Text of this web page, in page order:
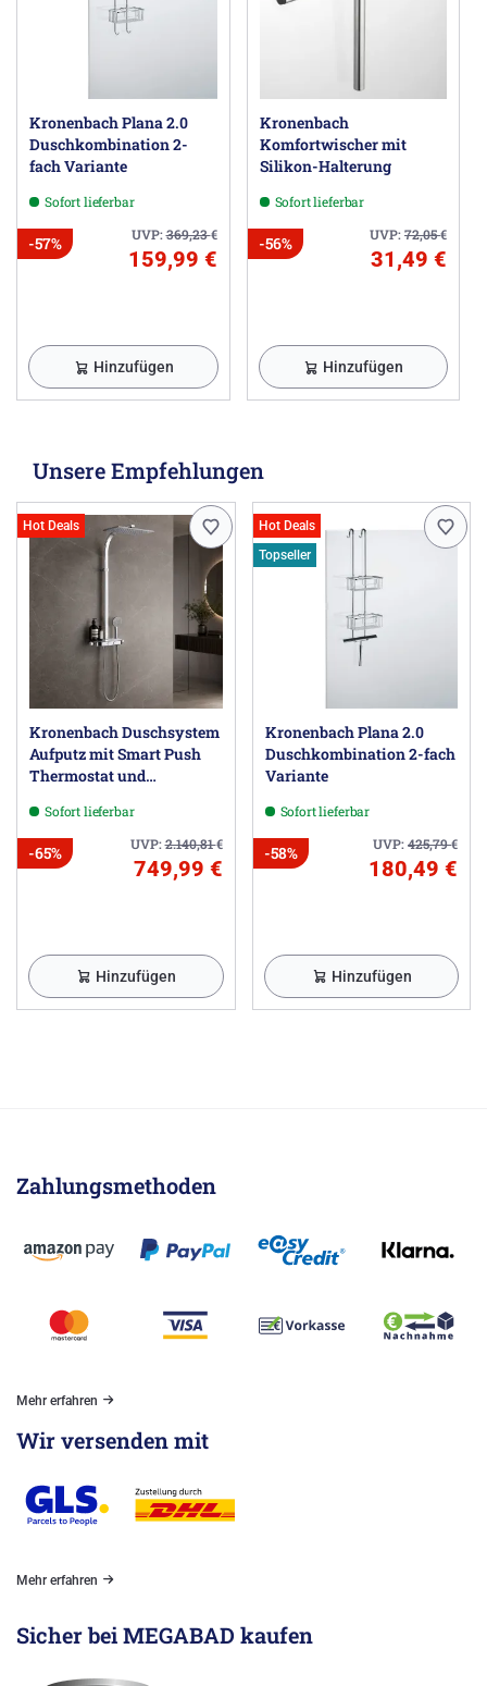
Kronenbach Plana 2.0
Duschkombination 2-
fach Variante
Sofort lieferbar
UVP:369,23€
-57%
159,99 €
Hinzufügen
Kronenbach
Komfortwischer mit
Silikon-Halterung
Sofort lieferbar
UVP:72,05€
-56%
31,49 €
Hinzufügen
Unsere Empfehlungen
Hot Deals
Kronenbach Duschsystem
Aufputz mit Smart Push
Thermostat und
Sofort lieferbar
UVP:2.140,81€
-65%
749,99 €
Hinzufügen
Hot Deals
Topseller
Kronenbach Plana 2.0
Duschkombination 2-fach
Variante
Sofort lieferbar
UVP:425,79€
-58%
180,49 €
Hinzufügen
Zahlungsmethoden
Mehr erfahren
Wir versenden mit
Mehr erfahren
Sicher bei MEGABAD kaufen